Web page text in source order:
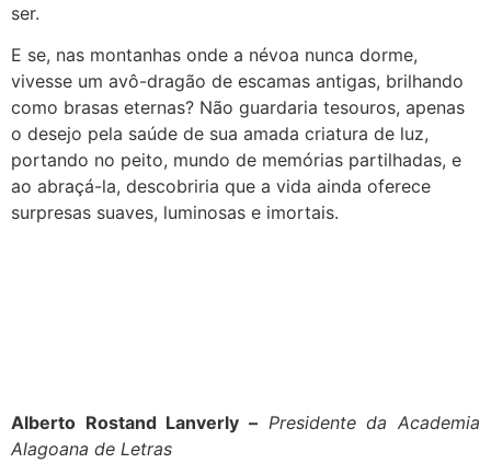
ser.
E se, nas montanhas onde a névoa nunca dorme,
vivesse um avô-dragão de escamas antigas, brilhando
como brasas eternas? Não guardaria tesouros, apenas
o desejo pela saúde de sua amada criatura de luz,
portando no peito, mundo de memórias partilhadas, e
ao abraçá-la, descobriria que a vida ainda oferece
surpresas suaves, luminosas e imortais.
Alberto Rostand Lanverly – Presidente da Academia
Alagoana de Letras